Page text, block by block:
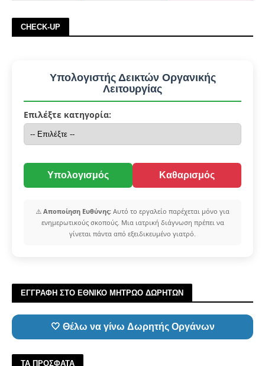
CHECK-UP
Υπολογιστής Δεικτών Οργανικής
Λειτουργίας
Επιλέξτε κατηγορία:
Υπολογισμός Καθαρισμός
⚠️ Αποποίηση Ευθύνης: Αυτό το εργαλείο παρέχεται μόνο για
ενημερωτικούς σκοπούς. Μια ιατρική διάγνωση πρέπει να
γίνεται πάντα από εξειδικευμένο γιατρό.
ΕΓΓΡΑΦΗ ΣΤΟ ΕΘΝΙΚΟ ΜΗΤΡΩΟ ΔΩΡΗΤΩΝ
🤍 Θέλω να γίνω Δωρητής Οργάνων
ΤΑ ΠΡΟΣΦΑΤΑ